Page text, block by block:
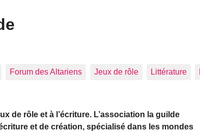
Forum des Altariens Jeux de rôle Littérature
de rôle et à l’écriture. L’association la guilde
et de création, spécialisé dans les mondes